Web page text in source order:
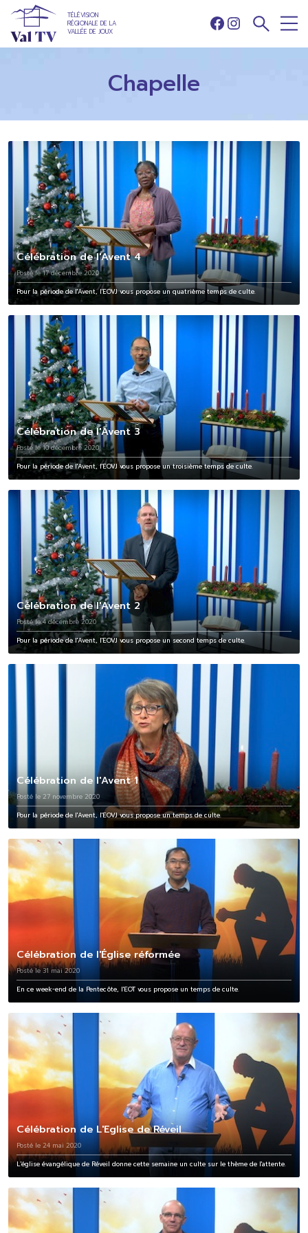
TÉLÉVISION
RÉGIONALE DE LA
VALLÉE DE JOUX
Facebook
Instagram
Chapelle
Célébration de l'Avent 4
Posté le 17 décembre 2020
Pour la période de l'Avent, l'EOVJ vous propose un quatrième temps de culte.
Célébration de l'Avent 3
Posté le 10 décembre 2020
Pour la période de l'Avent, l'EOVJ vous propose un troisième temps de culte.
Célébration de l'Avent 2
Posté le 4 décembre 2020
Pour la période de l'Avent, l'EOVJ vous propose un second temps de culte.
Célébration de l'Avent 1
Posté le 27 novembre 2020
Pour la période de l'Avent, l'EOVJ vous propose un temps de culte.
Célébration de l'Église réformée
Posté le 31 mai 2020
En ce week-end de la Pentecôte, l'EOT vous propose un temps de culte.
Célébration de L'Eglise de Réveil
Posté le 24 mai 2020
L'église évangélique de Réveil donne cette semaine un culte sur le thème de l'attente.